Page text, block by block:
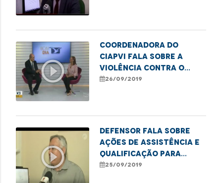
play_circle_outline
Coordenadora do
Ciapvi fala sobre a
violência contra o
idoso
26/09/2019
play_circle_outline
Defensor fala sobre
ações de assistência e
qualificação para
venezuelanos
25/09/2019